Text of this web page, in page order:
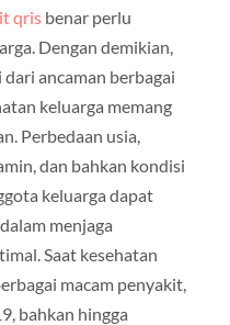
qrisbenar perlu
Dengan demikian,
ancaman berbagai
keluarga memang
Perbedaan usia,
dan bahkan kondisi
keluarga dapat
menjaga
Saat kesehatan
macam penyakit,
bahkan hingga